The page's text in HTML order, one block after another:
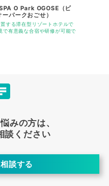
O Park OGOSE（ビ
パークおごせ）
する滞在型リゾートホテルで
で有意義な合宿や研修が可能で
みの方は、
談ください
談する